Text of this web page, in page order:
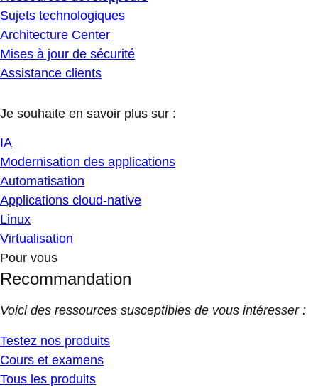
Sujets technologiques
Architecture Center
Mises à jour de sécurité
Assistance clients
Je souhaite en savoir plus sur :
IA
Modernisation des applications
Automatisation
Applications cloud-native
Linux
Virtualisation
Pour vous
Recommandation
Voici des ressources susceptibles de vous intéresser :
Testez nos produits
Cours et examens
Tous les produits